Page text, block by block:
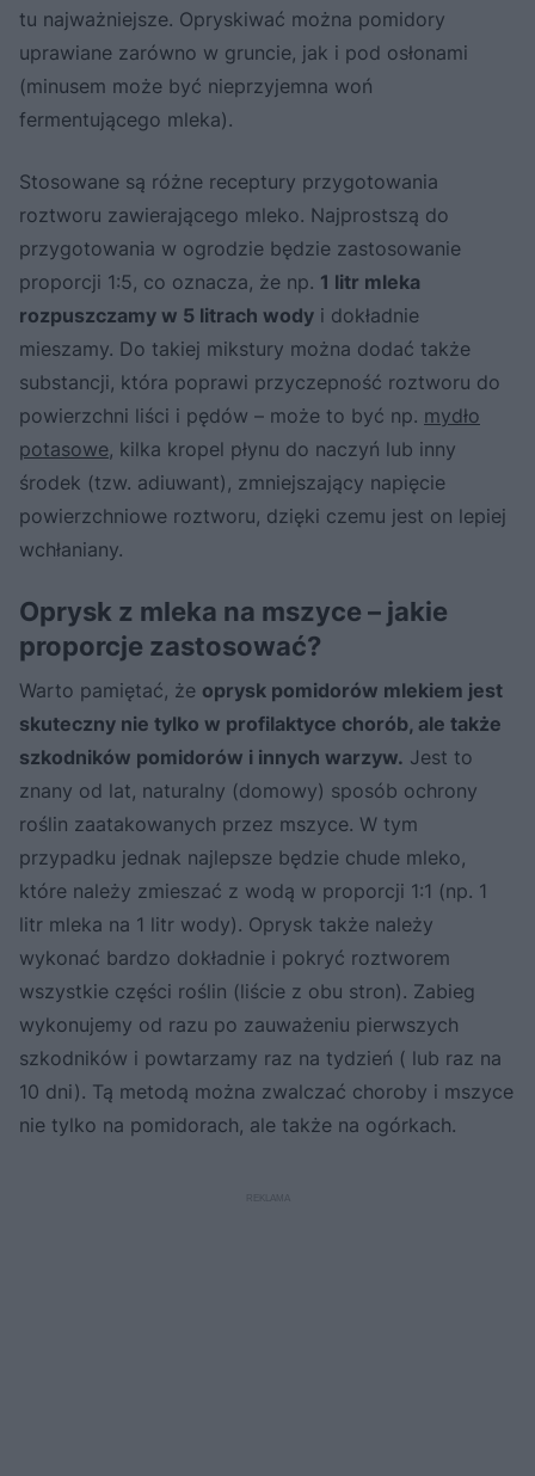
tu najważniejsze. Opryskiwać można pomidory
uprawiane zarówno w gruncie, jak i pod osłonami
(minusem może być nieprzyjemna woń
fermentującego mleka).
Stosowane są różne receptury przygotowania
roztworu zawierającego mleko. Najprostszą do
przygotowania w ogrodzie będzie zastosowanie
proporcji 1:5, co oznacza, że np. 1 litr mleka
rozpuszczamy w 5 litrach wody i dokładnie
mieszamy. Do takiej mikstury można dodać także
substancji, która poprawi przyczepność roztworu do
powierzchni liści i pędów – może to być np. mydło
potasowe, kilka kropel płynu do naczyń lub inny
środek (tzw. adiuwant), zmniejszający napięcie
powierzchniowe roztworu, dzięki czemu jest on lepiej
wchłaniany.
Oprysk z mleka na mszyce – jakie
proporcje zastosować?
Warto pamiętać, że oprysk pomidorów mlekiem jest
skuteczny nie tylko w profilaktyce chorób, ale także
szkodników pomidorów i innych warzyw. Jest to
znany od lat, naturalny (domowy) sposób ochrony
roślin zaatakowanych przez mszyce. W tym
przypadku jednak najlepsze będzie chude mleko,
które należy zmieszać z wodą w proporcji 1:1 (np. 1
litr mleka na 1 litr wody). Oprysk także należy
wykonać bardzo dokładnie i pokryć roztworem
wszystkie części roślin (liście z obu stron). Zabieg
wykonujemy od razu po zauważeniu pierwszych
szkodników i powtarzamy raz na tydzień ( lub raz na
10 dni). Tą metodą można zwalczać choroby i mszyce
nie tylko na pomidorach, ale także na ogórkach.